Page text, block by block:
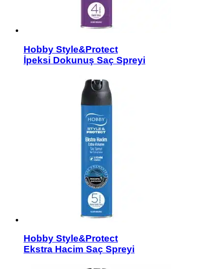
Hobby Style&Protect
İpeksi Dokunuş Saç Spreyi
Hobby Style&Protect
Ekstra Hacim Saç Spreyi